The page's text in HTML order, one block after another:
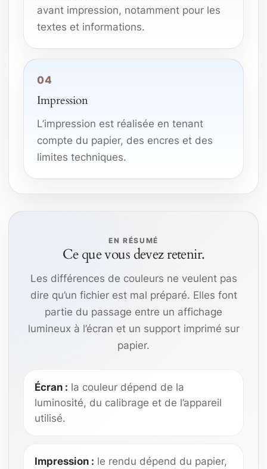
avant impression, notamment pour les
textes et informations.
04
Impression
L’impression est réalisée en tenant
compte du papier, des encres et des
limites techniques.
EN RÉSUMÉ
Ce que vous devez retenir.
Les différences de couleurs ne veulent pas
dire qu’un fichier est mal préparé. Elles font
partie du passage entre un affichage
lumineux à l’écran et un support imprimé sur
papier.
Écran : la couleur dépend de la
luminosité, du calibrage et de l’appareil
utilisé.
Impression : le rendu dépend du papier,